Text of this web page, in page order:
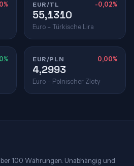
EUR/TL -0,02%
55,1310
Euro – Türkische Lira
EUR/PLN 0,00%
4,2993
Euro – Polnischer Zloty
100 Währungen. Unabhängig und